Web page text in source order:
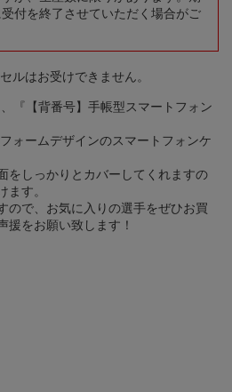
付を終了させていただく場合がご
ルはお受けできません。
『【背番号】手帳型スマートフォン
ォームデザインのスマートフォンケ
をしっかりとカバーしてくれますの
ます。
ので、お気に入りの選手をぜひお買
援をお願い致します！